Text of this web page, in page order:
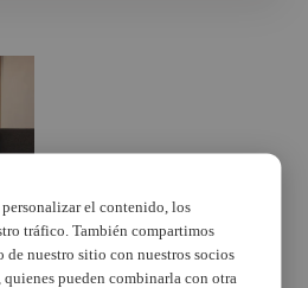
el contenido, los
tráfico. También compartimos
de nuestro sitio con nuestros socios
pueden combinarla con otra